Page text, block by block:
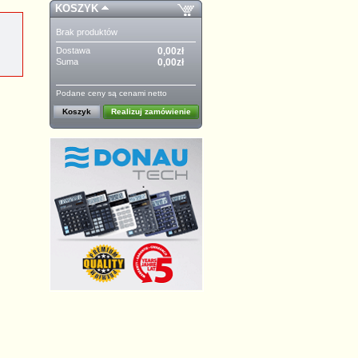
KOSZYK
Brak produktów
Dostawa
0,00zł
Suma 0,00zł
Podane ceny są cenami netto
Koszyk Realizuj zamówienie